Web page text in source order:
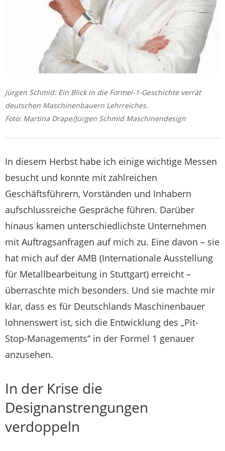
Jürgen Schmid: Ein Blick in die Formel-1-Geschichte verrät
deutschen Maschinenbauern Lehrreiches.
Foto: Martina Drape/Jürgen Schmid Maschinendesign
In diesem Herbst habe ich einige wichtige Messen
besucht und konnte mit zahlreichen
Geschäftsführern, Vorständen und Inhabern
aufschlussreiche Gespräche führen. Darüber
hinaus kamen unterschiedlichste Unternehmen
mit Auftragsanfragen auf mich zu. Eine davon – sie
hat mich auf der AMB (Internationale Ausstellung
für Metallbearbeitung in Stuttgart) erreicht –
überraschte mich besonders. Und sie machte mir
klar, dass es für Deutschlands Maschinenbauer
lohnenswert ist, sich die Entwicklung des „Pit-
Stop-Managements“ in der Formel 1 genauer
anzusehen.
In der Krise die
Designanstrengungen
verdoppeln